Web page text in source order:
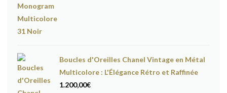
Boucles d'Oreilles Chanel Vintage en Métal
Multicolore : L'Élégance Rétro et Raffinée
1.200,00€